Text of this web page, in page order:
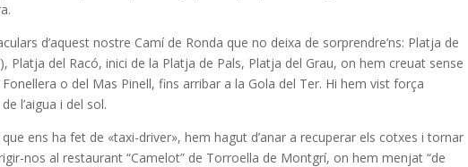
d’aquest nostre Camí de Ronda que no deixa de sorprendre’ns: Platja de
Platja del Racó, inici de la Platja de Pals, Platja del Grau, on hem creuat sense
o del Mas Pinell, fins arribar a la Gola del Ter. Hi hem vist força
l’aigua i del sol.
ens ha fet de «taxi-driver», hem hagut d’anar a recuperar els cotxes i tornar
nos al restaurant “Camelot” de Torroella de Montgrí, on hem menjat “de